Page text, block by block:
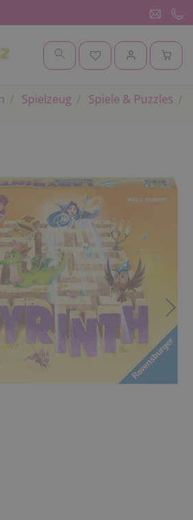
Spielzeug Spiele & Puzzles